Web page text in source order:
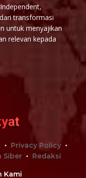
transformasi
untuk menyajikan
relevan kepada
Privacy Policy
Siber Redaksi
Kami